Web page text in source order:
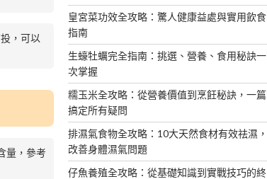
，可以
量，參考
皇宮菜功效全攻略：驚人健康益處與實用飲食
指南
生蠔牡蠣完全指南：挑選、營養、食用秘訣一
次掌握
糯玉米全攻略：從營養價值到烹飪秘訣，一篇
搞定所有疑問
排濕氣食物全攻略：10大天然食材有效祛濕，
改善身體濕氣問題
仔魚養殖全攻略：從基礎知識到實戰技巧的終